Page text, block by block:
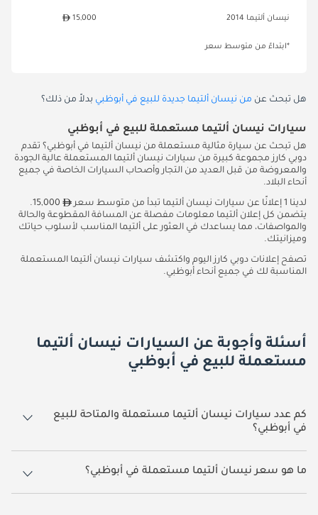
نيسان ألتيما 2014 15,000
*ابتداءً من متوسط سعر
هل تبحث عن من نيسان ألتيما جديدة للبيع في أبوظبي بدلاً من ذلك؟
سيارات نيسان ألتيما مستعملة للبيع في أبوظبي
هل تبحث عن سيارة مثالية مستعملة من نيسان ألتيما في أبوظبي؟ تقدم
دوبي كارز مجموعة كبيرة من سيارات نيسان ألتيما المستعملة عالية الجودة
والمعروضة من قبل العديد من التجار وأصحاب السيارات الخاصة في جميع
أنحاء البلاد.
لدينا 1 إعلانًا عن سيارات نيسان ألتيما تبدأ من متوسط سعر
15,000.
يتضمن كل إعلان ألتيما معلومات مفصلة عن المسافة المقطوعة والحالة
والمواصفات، مما يساعدك في العثور على ألتيما المناسب لأسلوب حياتك
وميزانيتك.
تصفح إعلانات دوبي كارز اليوم واكتشف سيارات نيسان ألتيما المستعملة
المناسبة لك في جميع أنحاء أبوظبي.
أسئلة وأجوبة عن السيارات نيسان ألتيما
مستعملة للبيع في أبوظبي
كم عدد سيارات نيسان ألتيما مستعملة والمتاحة للبيع
في أبوظبي؟
1 سيارة نيسان ألتيما مستعملة متوفرة للبيع في أبوظبي.
ما هو سعر نيسان ألتيما مستعملة في أبوظبي؟
يبدأ سعر سيارة نيسان ألتيما مستعملة في أبوظبي 15,000.